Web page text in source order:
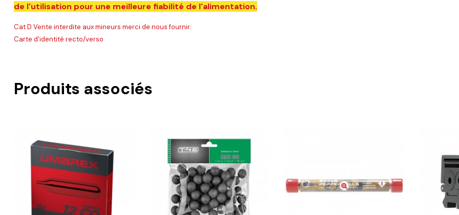
de l'utilisation pour une meilleure fiabilité de l'alimentation.
Cat D Vente interdite aux mineurs merci de nous fournir:
Carte d'identité recto/verso
Produits associés